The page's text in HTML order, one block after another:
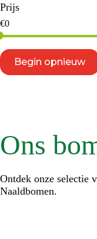
Ons
Ontdek onze selectie
Naaldbomen.
Prijs
€0
Begin opnieuw